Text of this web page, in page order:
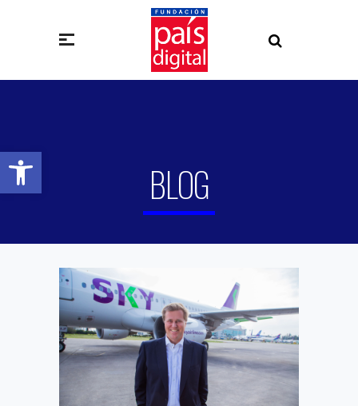
Abrir barra de herramientas
BLOG